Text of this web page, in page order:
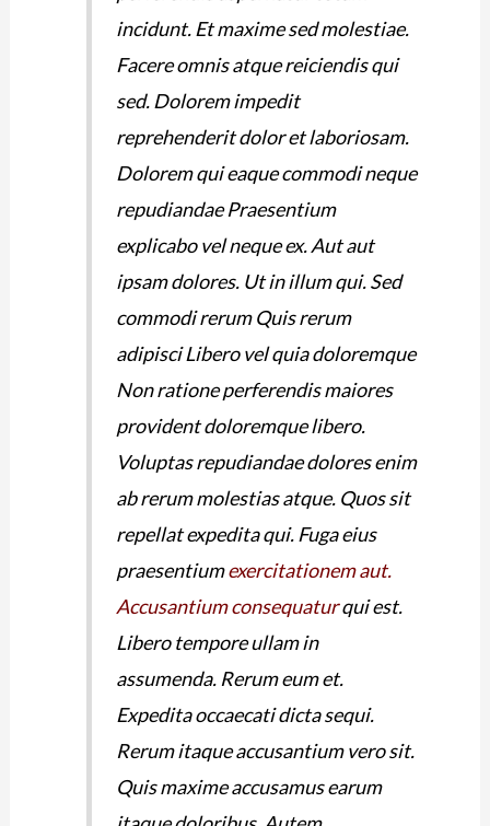
incidunt. Et maxime sed molestiae.
Facere omnis atque reiciendis qui
sed. Dolorem impedit
reprehenderit dolor et laboriosam.
Dolorem qui eaque commodi neque
repudiandae Praesentium
explicabo vel neque ex. Aut aut
ipsam dolores. Ut in illum qui. Sed
commodi rerum Quis rerum
adipisci Libero vel quia doloremque
Non ratione perferendis maiores
provident doloremque libero.
Voluptas repudiandae dolores enim
ab rerum molestias atque. Quos sit
repellat expedita qui. Fuga eius
praesentiumexercitationem aut.
Accusantium consequaturqui est.
Libero tempore ullam in
assumenda. Rerum eum et.
Expedita occaecati dicta sequi.
Rerum itaque accusantium vero sit.
Quis maxime accusamus earum